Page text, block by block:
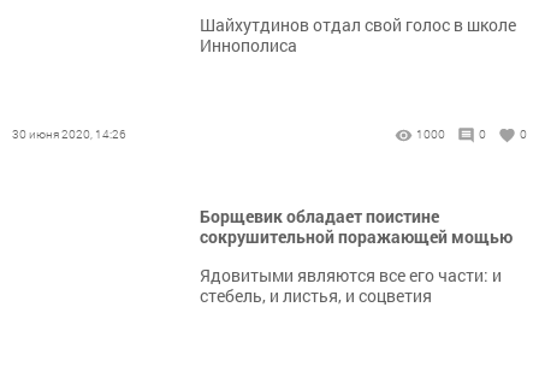
Шайхутдинов отдал свой голос в школе
Иннополиса
30 июня 2020, 14:26 1000 0 0
Борщевик обладает поистине
сокрушительной поражающей мощью
Ядовитыми являются все его части: и
стебель, и листья, и соцветия